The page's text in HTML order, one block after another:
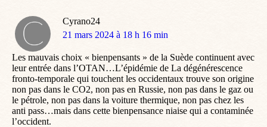
Cyrano24
dit
21 mars 2024 à 18 h 16 min
Les mauvais choix « bienpensants » de la Suède continuent avec
leur entrée dans l’OTAN…L’épidémie de La dégénérescence
fronto-temporale qui touchent les occidentaux trouve son origine
non pas dans le CO2, non pas en Russie, non pas dans le gaz ou
le pétrole, non pas dans la voiture thermique, non pas chez les
anti pass…mais dans cette bienpensance niaise qui a contaminée
l’occident.